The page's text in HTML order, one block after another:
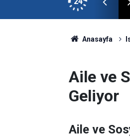
Anasayfa
Aile ve
Geliyor
Aile ve